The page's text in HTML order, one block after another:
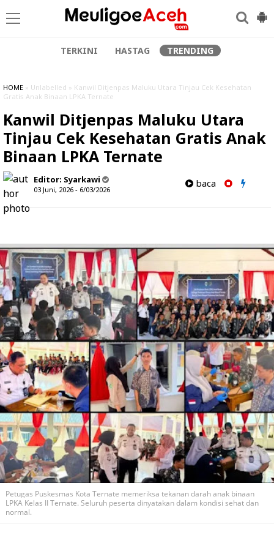
TERKINI HASTAG TRENDING
HOME » Unlabelled » Kanwil Ditjenpas Maluku Utara Tinjau Cek Kesehatan
Gratis Anak Binaan LPKA Ternate
Kanwil Ditjenpas Maluku Utara
Tinjau Cek Kesehatan Gratis Anak
Binaan LPKA Ternate
Editor: Syarkawi
03 Juni, 2026 - 6/03/2026
baca
Petugas Puskesmas Kota Ternate memeriksa tekanan darah anak binaan
LPKA Kelas II Ternate. Seluruh peserta dinyatakan dalam kondisi sehat dan
normal.